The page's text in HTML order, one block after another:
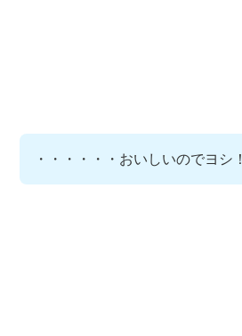
・・・・・・おいしいのでヨシ！